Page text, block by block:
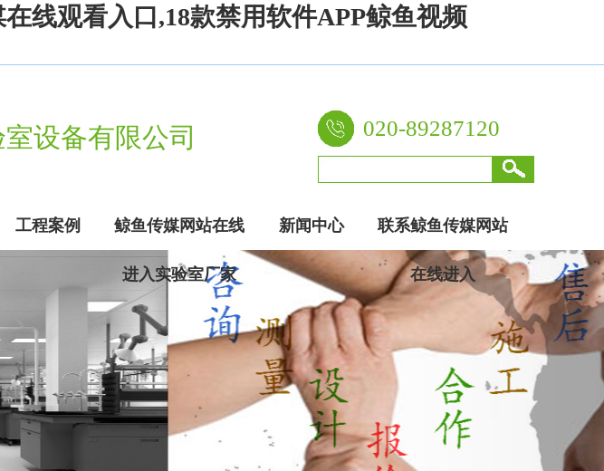
线观看入口,18款禁用软件APP鲸鱼视频
设备有限公司 020-89287120
工程案例 鲸鱼传媒网站在线
进入实验室厂家
新闻中心 联系鲸鱼传媒网站
在线进入